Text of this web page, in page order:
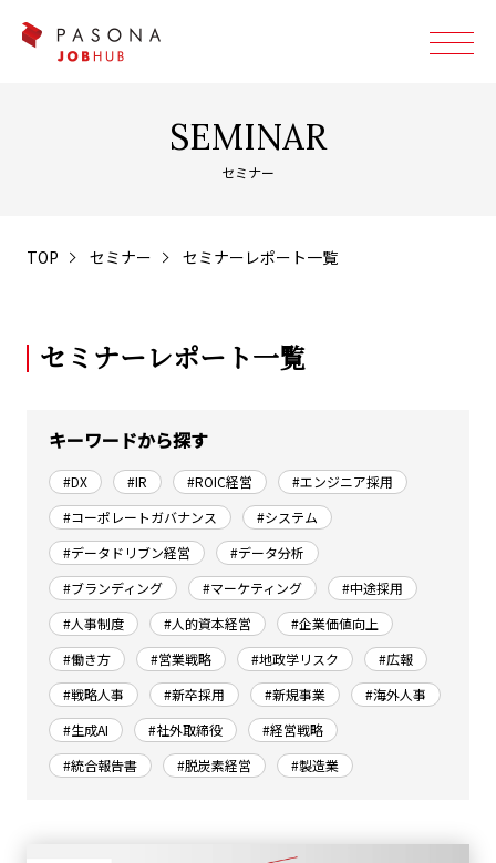
SEMINAR
セミナー
TOP セミナー セミナーレポート一覧
セミナーレポート一覧
キーワードから探す
#DX #IR #ROIC経営
#エンジニア採用
#コーポレートガバナンス
#システム
#データドリブン経営
#データ分析
#ブランディング
#マーケティング
#中途採用
#人事制度
#人的資本経営
#企業価値向上
#働き方
#営業戦略 #地政学リスク
#広報
#戦略人事
#新卒採用 #新規事業
#海外人事
#生成AI
#社外取締役
#経営戦略
#統合報告書
#脱炭素経営 #製造業